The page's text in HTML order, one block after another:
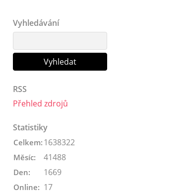
Vyhledávání
RSS
Přehled zdrojů
Statistiky
Online: 17
Celkem: 1638322
Měsíc: 41488
Den: 1669